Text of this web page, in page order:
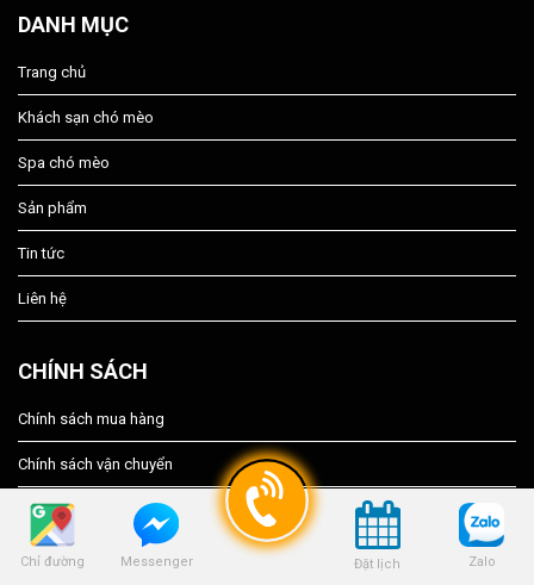
Chỉ đường Messenger Đặt lịch Zalo
DANH MỤC
Trang chủ
Khách sạn chó mèo
Spa chó mèo
Sản phẩm
Tin tức
Liên hệ
CHÍNH SÁCH
Chính sách mua hàng
Chính sách vận chuyển
Chính sách bảo hành
Chính sách bảo mật